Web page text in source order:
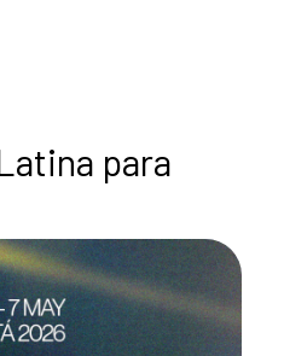
para